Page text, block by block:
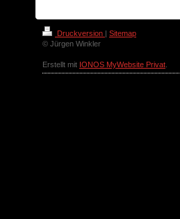
Druckversion | Sitemap
© Jürgen Winkler
Erstellt mit IONOS MyWebsite Privat